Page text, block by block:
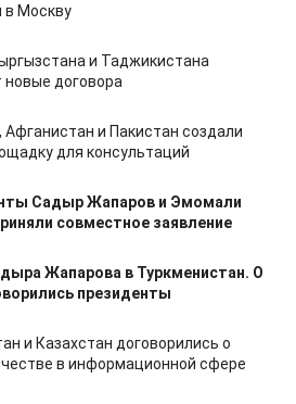
в Москву
и Таджикистана
новые договора
и Пакистан создали
для консультаций
Садыр Жапаров и Эмомали
совместное заявление
Жапарова в Туркменистан. О
президенты
и Казахстан договорились о
в информационной сфере